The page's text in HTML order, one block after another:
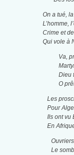
On a tué,
L’homme,
Crime et
Qui vole à
Va,
Dieu
O
Les
Pour
Ils ont vu
En
Le